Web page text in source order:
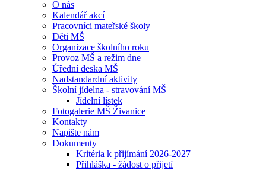
O nás
Kalendář akcí
Pracovníci mateřské školy
Děti MŠ
Organizace školního roku
Provoz MŠ a režim dne
Úřední deska MŠ
Nadstandardní aktivity
Školní jídelna - stravování MŠ
Jídelní lístek
Fotogalerie MŠ Živanice
Kontakty
Napište nám
Dokumenty
Kritéria k přijímání 2026-2027
Přihláška - žádost o přijetí